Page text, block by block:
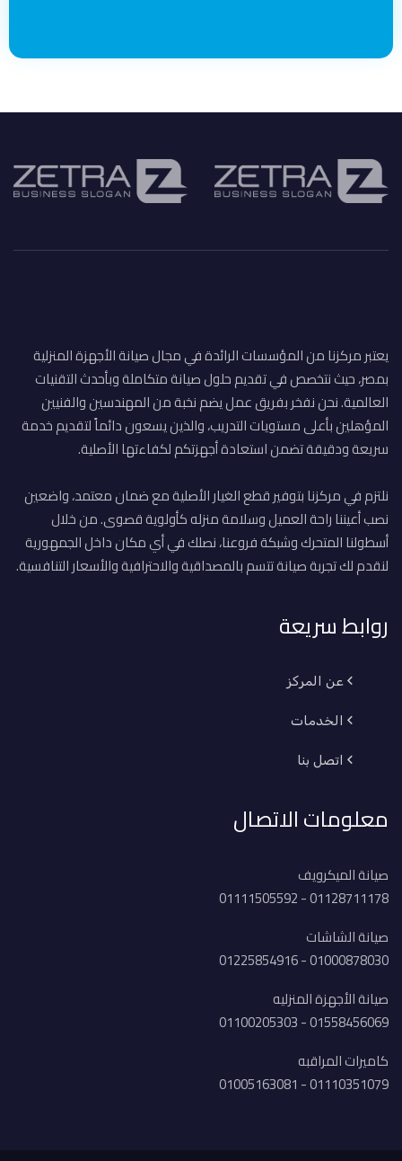
يعتبر مركزنا من المؤسسات الرائدة في مجال صيانة الأجهزة المنزلية
بمصر، حيث نتخصص في تقديم حلول صيانة متكاملة وبأحدث التقنيات
العالمية. نحن نفخر بفريق عمل يضم نخبة من المهندسين والفنيين
المؤهلين بأعلى مستويات التدريب، والذين يسعون دائماً لتقديم خدمة
سريعة ودقيقة تضمن استعادة أجهزتكم لكفاءتها الأصلية.
نلتزم في مركزنا بتوفير قطع الغيار الأصلية مع ضمان معتمد، واضعين
نصب أعيننا راحة العميل وسلامة منزله كأولوية قصوى. من خلال
أسطولنا المتحرك وشبكة فروعنا، نصلك في أي مكان داخل الجمهورية
لنقدم لك تجربة صيانة تتسم بالمصداقية والاحترافية والأسعار التنافسية.
روابط سريعة
عن المركز
الخدمات
اتصل بنا
معلومات الاتصال
صيانة الميكرويف
01128711178 - 01111505592
صيانة الشاشات
01000878030 - 01225854916
صيانة الأجهزة المنزليه
01558456069 - 01100205303
كاميرات المراقبه
01110351079 - 01005163081